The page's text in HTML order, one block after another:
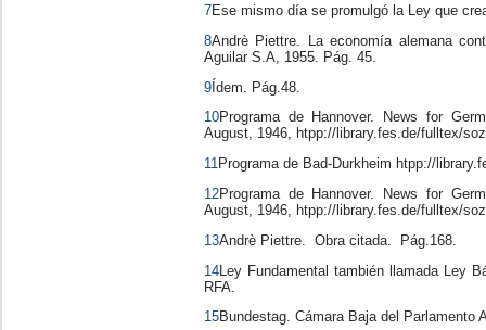
7Ese mismo día se promulgó la Ley que
8Andrè Piettre. La economía alemana
Aguilar S.A, 1955. Pág. 45.
9Ídem. Pág.48.
10Programa de Hannover. News for
August, 1946, htpp://library.fes.de/fulltex/
11Programa de Bad-Durkheim htpp://
12Programa de Hannover. News for
August, 1946, htpp://library.fes.de/fulltex/
13Andrè Piettre. Obra citada. Pág.168.
14Ley Fundamental también llamada Ley
RFA.
15Bundestag. Cámara Baja del Parlamento